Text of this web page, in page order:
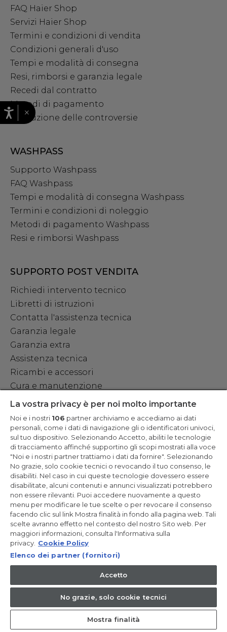
FAQ Haier Shop
Servizi Haier Shop
Termini e condizioni di vendita
Condizioni generali d'uso
Tempi e modalità di consegna
Resi, rimborsi e garanzia legale
Recedi dal contratto
Metodi di pagamento
Risoluzione delle controversie
WASHPASS
Supporto Washpass
FAQ Washpass
Tempi e modalità di consegna Washpass
Termini e condizioni di noleggio
Metodi di pagamento Washpass
Resi e rimborsi Washpass
SUPPORTO POST VENDITA
Richiedi intervento tecnico
Libretti di istruzioni
Contatta l'assistenza tecnica
Garanzia legale
Garanzia extra
Assistenza tecnica
Ricambi e accessori
Cura e manutenzione
Resta in Contatto
Iscriviti Ora
CANDY HOOVER GROUP S.r.I. - a Socio Unico - SEDE LEGALE: Via
Comolli, 57 - 20861 Brugherio (MB) - Italia - SEDI AMMINISTRATIVE:
Via Privata Eden Fumagalli snc - 20861 Brugherio (MB) e Via
Trento n. 20/A-22 - 20871 Vimercate (MB) - Italia - Tel.:
+39.039.2086.1 - Fax: +39.039.2086.237 - Capitale sociale €
35.000.000,00 i.v. - Cod. Fiscale e n. iscr. al Registro Imprese di
Milano-Monza-Brianza-Lodi 04666310158 - P. IVA 00786860965 -
Società soggetta ad attività di direzione e coordinamento di
Candy S.p.A. - Casella PEC:candyhoovergroupsrl@legalmail.it
IT / Italiano
×
La vostra privacy è per noi molto importante
Noi e i nostri 106 partner archiviamo e accediamo ai dati
personali, come i dati di navigazione gli o identificatori univoci,
sul tuo dispositivo. Selezionando Accetto, abiliti le tecnologie
di tracciamento affinché supportino gli scopi mostrati alla voce
"Noi e i nostri partner trattiamo i dati da fornire". Selezionando
No grazie, solo cookie tecnici o revocando il tuo consenso, le
disabiliti. Nel caso in cui queste tecnologie dovessero essere
disabilitate, alcuni contenuti e annunci visualizzati potrebbero
non essere rilevanti. Puoi accedere nuovamente a questo
menu per modificare le tue scelte o per revocare il consenso
facendo clic sul link Mostra finalità in fondo alla pagina web. Tali
scelte avranno effetto nel contesto del nostro Sito web. Per
maggiori informazioni, consulta l'Informativa sulla
privacy. Cookie Policy
Elenco dei partner (fornitori)
Accetto
No grazie, solo cookie tecnici
Mostra finalità